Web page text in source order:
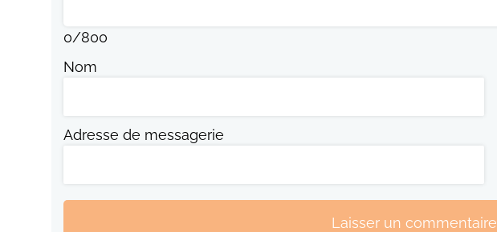
0/800
Nom
Adresse de messagerie
Laisser un commentaire